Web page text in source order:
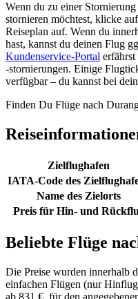
Wenn du zu einer
stornieren möchtest, klicke
Reiseplan auf. Wenn du
hast, kannst du deinen Flug
Kundenservice-Portal
-stornierungen. Einige
verfügbar – du kannst bei
Finden Du Flüge nach
Zielflughafen
IATA-Code des
Name des Zielorts
Preis für Hin- und
Beliebte Flüge
Die Preise wurden innerhalb
einfachen Flügen (nur
ab 831 €, für den